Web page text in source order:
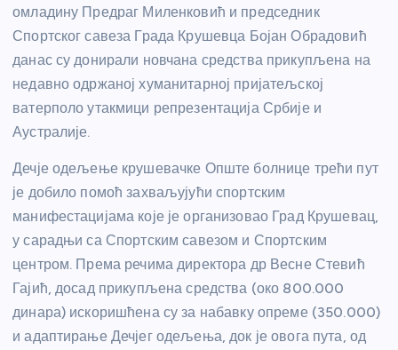
омладину Предраг Миленковић и председник
Спортског савеза Града Крушевца Бојан Обрадовић
данас су донирали новчана средства прикупљена на
недавно одржаној хуманитарној пријатељској
ватерполо утакмици репрезентација Србије и
Аустралије.
Дечје одељење крушевачке Опште болнице трећи пут
је добило помоћ захваљујући спортским
манифестацијама које је организовао Град Крушевац,
у сарадњи са Спортским савезом и Спортским
центром. Према речима директора др Весне Стевић
Гајић, досад прикупљена средства (око 800.000
динара) искоришћена су за набавку опреме (350.000)
и адаптирање Дечјег одељења, док је овога пута, од